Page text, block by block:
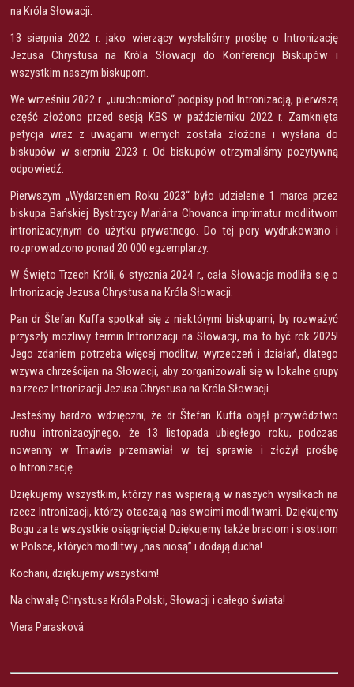
na Króla Słowacji.
13 sierpnia 2022 r. jako wierzący wysłaliśmy prośbę o Intronizację
Jezusa Chrystusa na Króla Słowacji do Konferencji Biskupów i
wszystkim naszym biskupom.
We wrześniu 2022 r. „uruchomiono“ podpisy pod Intronizacją, pierwszą
część złożono przed sesją KBS w październiku 2022 r. Zamknięta
petycja wraz z uwagami wiernych została złożona i wysłana do
biskupów w sierpniu 2023 r. Od biskupów otrzymaliśmy pozytywną
odpowiedź.
Pierwszym „Wydarzeniem Roku 2023“ było udzielenie 1 marca przez
biskupa Bańskiej Bystrzycy Mariána Chovanca imprimatur modlitwom
intronizacyjnym do użytku prywatnego. Do tej pory wydrukowano i
rozprowadzono ponad 20 000 egzemplarzy.
W Święto Trzech Króli, 6 stycznia 2024 r., cała Słowacja modliła się o
Intronizację Jezusa Chrystusa na Króla Słowacji.
Pan dr Štefan Kuffa spotkał się z niektórymi biskupami, by rozważyć
przyszły możliwy termin Intronizacji na Słowacji, ma to być rok 2025!
Jego zdaniem potrzeba więcej modlitw, wyrzeczeń i działań, dlatego
wzywa chrześcijan na Słowacji, aby zorganizowali się w lokalne grupy
na rzecz Intronizacji Jezusa Chrystusa na Króla Słowacji.
Jesteśmy bardzo wdzięczni, że dr Štefan Kuffa objął przywództwo
ruchu intronizacyjnego, że 13 listopada ubiegłego roku, podczas
nowenny w Trnawie przemawiał w tej sprawie i złożył prośbę
o Intronizację
Dziękujemy wszystkim, którzy nas wspierają w naszych wysiłkach na
rzecz Intronizacji, którzy otaczają nas swoimi modlitwami. Dziękujemy
Bogu za te wszystkie osiągnięcia! Dziękujemy także braciom i siostrom
w Polsce, których modlitwy „nas niosą” i dodają ducha!
Kochani, dziękujemy wszystkim!
Na chwałę Chrystusa Króla Polski, Słowacji i całego świata!
Viera Parasková